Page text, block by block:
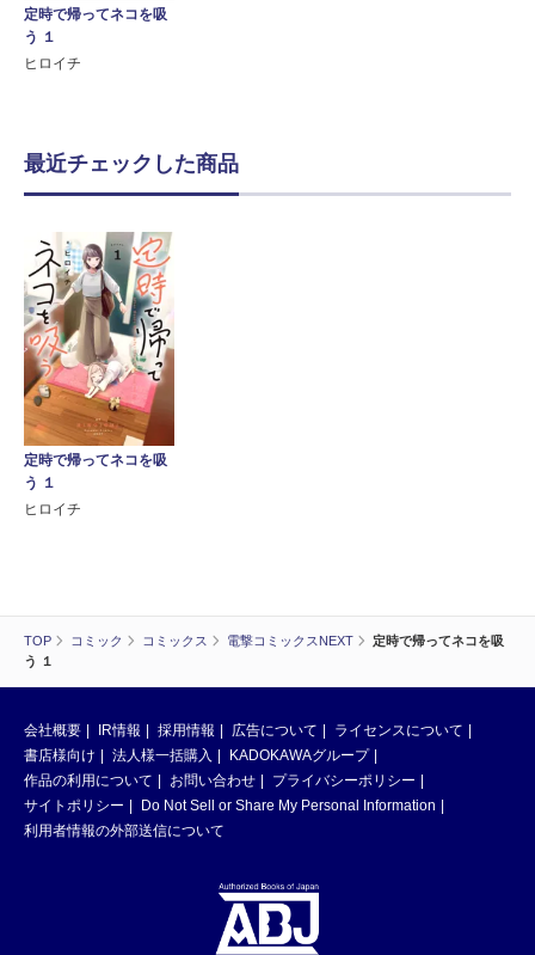
TOP コミック コミックス 電撃コミックスNEXT
定時で帰ってネコを吸
う １
定時で帰ってネコを吸
う １
ヒロイチ
最近チェックした商品
定時で帰ってネコを吸
う １
ヒロイチ
会社概要 IR情報 採用情報 広告について
ライセンスについて
書店様向け
法人様一括購入
KADOKAWAグループ
作品の利用について
お問い合わせ
プライバシーポリシー
サイトポリシー
Do Not Sell or Share My Personal Information
利用者情報の外部送信について